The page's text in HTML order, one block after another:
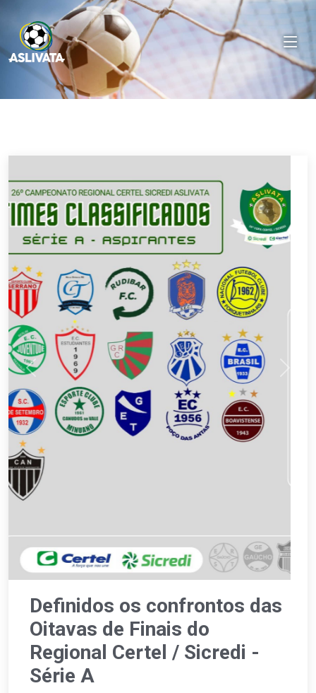
Previous
Definidos os confrontos das
Oitavas de Finais do
Regional Certel / Sicredi -
Série A